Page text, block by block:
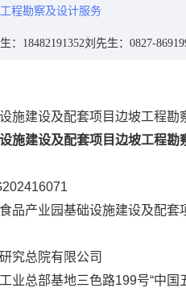
程勘察及设计服务
：18482191352刘先生：0827-
施建设及配套项目边坡工程勘
施建设及配套项目边坡工程勘
品产业园基础设施建设及配套
究总院有限公司
业总部基地三色路199号“中国